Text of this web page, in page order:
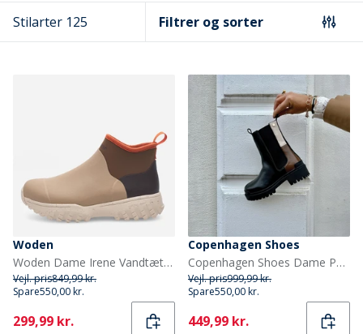
Stilarter 125 Filtrer og sorter
Woden
Woden Dame Irene Vandtætte Gummistøvler 259 Coffee Cream Multi
Vejl. pris849,99 kr.
Spare550,00 kr.
Current
299,99 kr.
Copenhagen Shoes
Copenhagen Shoes Dame Passion Støvler 0001 Sort
Vejl. pris999,99 kr.
Spare550,00 kr.
Current
449,99 kr.